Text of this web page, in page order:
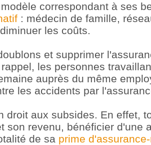
correspondant à ses
: médecin de famille,
les coûts.
et supprimer
les personnes
auprès du même
les accidents par
droit aux subsides. En effet,
son revenu, bénéficier d'une
de sa prime